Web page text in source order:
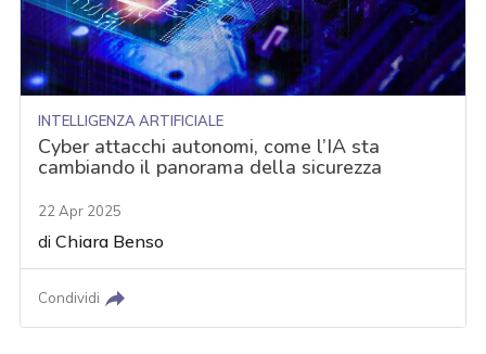
INTELLIGENZA ARTIFICIALE
Cyber attacchi autonomi, come l’IA sta
cambiando il panorama della sicurezza
22 Apr 2025
diChiara Benso
Condividi